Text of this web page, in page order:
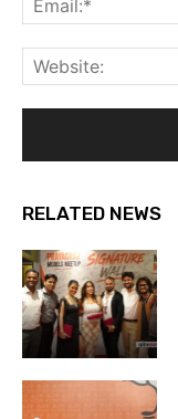
RELATED NEWS